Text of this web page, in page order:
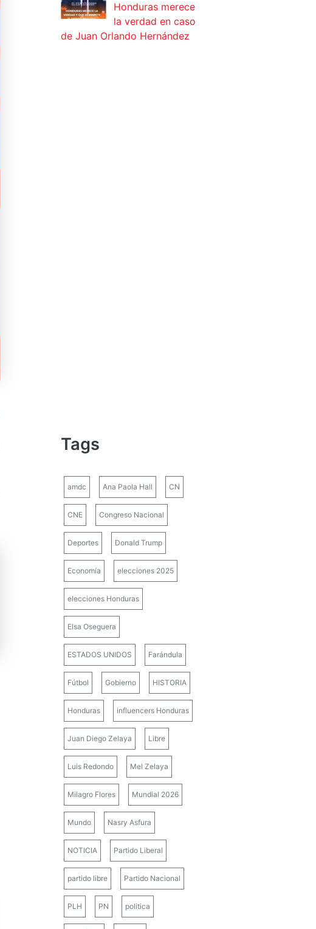
Honduras merece
la verdad en caso
de Juan Orlando Hernández
Tags
amdc Ana Paola Hall CN
CNE Congreso Nacional
Deportes Donald Trump
Economía elecciones 2025
elecciones Honduras
Elsa Oseguera
ESTADOS UNIDOS Farándula
Fútbol Gobierno HISTORIA
Honduras influencers Honduras
Juan Diego Zelaya Libre
Luis Redondo Mel Zelaya
Milagro Flores Mundial 2026
Mundo Nasry Asfura
NOTICIA Partido Liberal
partido libre Partido Nacional
PLH PN politica